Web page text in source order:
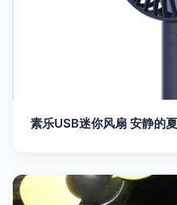
素乐USB迷你风扇 安静的